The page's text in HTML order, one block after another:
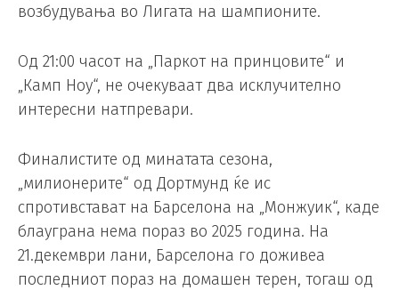
возбудувања во Лигата на шампионите.
Од 21:00 часот на „Паркот на принцовите“ и
„Камп Ноу“, не очекуваат два исклучително
интересни натпревари.
Финалистите од минатата сезона,
„милионерите“ од Дортмунд ќе ис
спротивстават на Барселона на „Монжуик“, каде
блауграна нема пораз во 2025 година. На
21.декември лани, Барселона го доживеа
последниот пораз на домашен терен, тогаш од